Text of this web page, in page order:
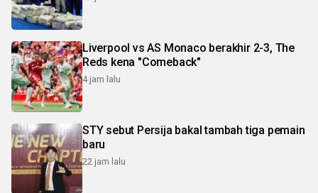
Liverpool vs AS Monaco berakhir 2-3, The
Reds kena "Comeback"
4 jam lalu
STY sebut Persija bakal tambah tiga pemain
baru
22 jam lalu